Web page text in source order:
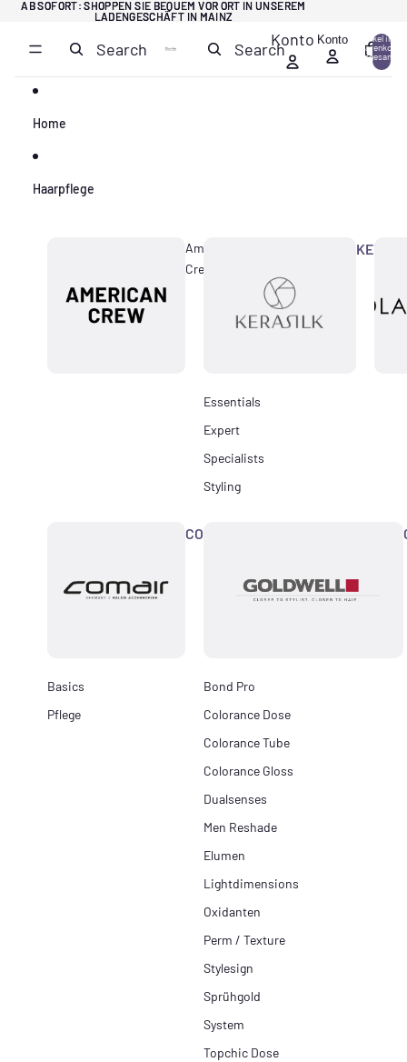
AB SOFORT: SHOPPEN SIE BEQUEM VOR ORT IN UNSEREM
LADENGESCHÄFT IN MAINZ
AB SOFORT: SHOPPEN SIE BEQUEM VOR ORT IN UNSEREM
LADENGESCHÄFT IN MAINZ
Search SearchKonto Konto
Artikel im
Warenkorb
insgesamt:
Home
Haarpflege
American
Crew
Essentials
Expert
Specialists
Styling
COMAIR
Basics
Pflege
Bond Pro
Colorance Dose
Colorance Tube
Colorance Gloss
Dualsenses
Men Reshade
Elumen
Lightdimensions
Oxidanten
Perm / Texture
Stylesign
Sprühgold
System
Topchic Dose